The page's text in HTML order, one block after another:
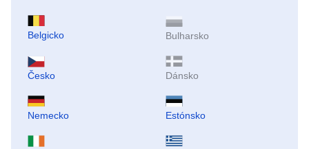
Belgicko Bulharsko
Česko Dánsko
Nemecko Estónsko